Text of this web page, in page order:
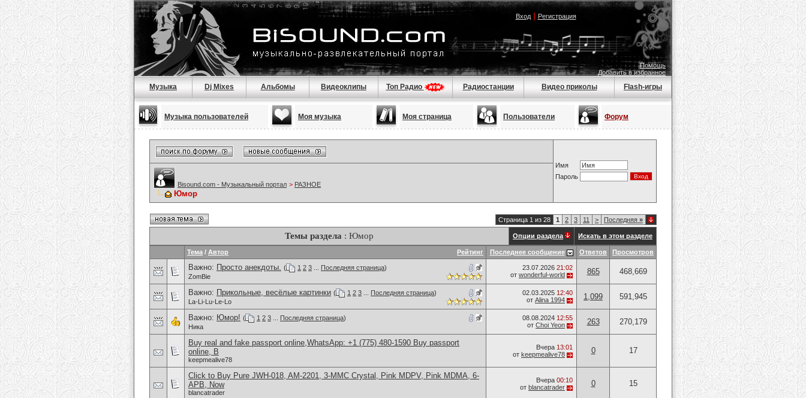
Вход| Регистрация
Помощь
Добавить в избранное
Музыка Dj Mixes Альбомы Видеоклипы Топ Радио Радиостанции Видео приколы Flash-игры
Музыка пользователей Моя музыка Моя страница Пользователи Форум
Имя
Пароль
Bisound.com - Музыкальный портал > РАЗНОЕ
Юмор
Страница 1 из 28 1 2 3 11 > Последняя »
Темы раздела : Юмор Опции раздела Искать в этом разделе
Рейтинг
Тема / Автор Последнее сообщение Ответов Просмотров
Важно: Просто анекдоты. ( 1 2 3 Последняя страница)
ZomBie
23.07.2026 21:02
от wonderful-world 865 468,669
Важно: Прикольные, весёлые картинки ( 1 2 3 Последняя страница)
La-Li-Lu-Le-Lo
02.03.2025 12:40
от Alina 1994 1,099 591,945
Важно: Юмор! ( 1 2 3 Последняя страница)
Ника
08.08.2024 12:55
от Choi Yeon 263 270,179
Buy real and fake passport online,WhatsApp: +1 (775) 480-1590 Buy passport
online, B
keepmealive78
Вчера 13:01
от keepmealive78 0 17
Click to Buy Pure JWH-018, AM-2201, 3-MMC Crystal, Pink MDPV, Pink MDMA, 6-
APB, Now
blancatrader
Вчера 00:10
от blancatrader 0 15